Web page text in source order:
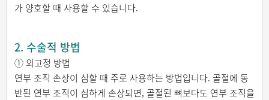
가 양호할 때 사용할 수 있습니다.
2. 수술적 방법
① 외고정 방법
연부 조직 손상이 심할 때 주로 사용하는 방법입니다. 골절에 동
반된 연부 조직이 심하게 손상되면, 골절된 뼈보다도 연부 조직을